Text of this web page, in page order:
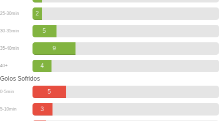
25-30min 2
30-35min 5
35-40min 9
40+
4
Golos Sofridos
0-5min 5
5-10min 3